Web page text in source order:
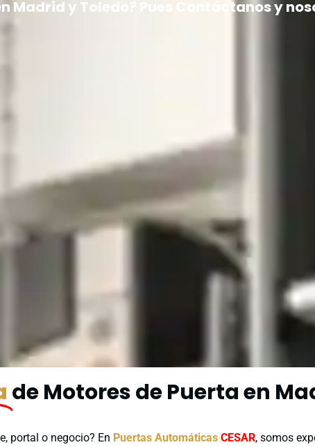
Madrid y Toledo? Pues Contáctanos y
de Motores de Puerta en
portal o negocio? En Puertas Automáticas CESAR, somos